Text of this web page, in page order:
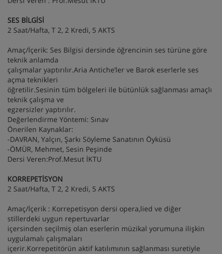
SES BİLGİSİ
2 Saat/Hafta, T 2, 2 Kredi, 5 AKTS
Amaç/İçerik: Ses Bilgisi dersinde öğrencinin ses türüne göre
teknik anlamda
çalışmalar yaptırılır.Aria Antiche’ler ve Barok eserlerle ses
açma teknikleri
öğretilir.Sesinin tüm bölgeleri ile bütünlük sağlanması amaçlı
teknik çalışma ve
egzersizler yaptırılır.
Değerlendirme Yöntemi: Sınav
Önerilen Kaynaklar:
-DAVRAN, Yalçın, Şarkı Söyleme Sanatının Öyküsü
-ÖMÜR, Mehmet, Sesin Peşinde
Dersi Veren:Prof.Mesut İKTU
KORREPETİSYON
2 Saat/Hafta, T 2, 2 Kredi, 5 AKTS
Amaç/İçerik : Korrepetisyon dersi opera,lied ve diğer
stillerdeki uygun repertuvarlar
içersinden seçilmiş olan eserlerin müzikal yorumuna ilişkin
uygulamalı çalışmaları
içerir.Korrepetitörün aktif katılımının sağlanması suretiyle